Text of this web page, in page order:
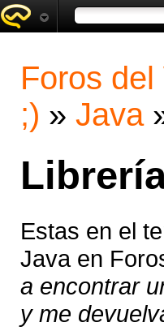
Foros del
;) » Java
Estas en el
Java en
a encontrar
y me